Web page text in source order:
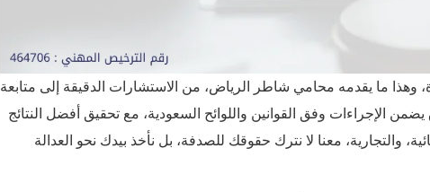
وهذا ما يقدمه محامي شاطر الرياض، من الاستشارات الدقيقة إلى متابعة
الإجراءات وفق القوانين واللوائح السعودية، مع تحقيق أفضل النتائج
والتجارية، معنا لا نترك حقوقك للصدفة، بل نأخذ بيدك نحو العدالة